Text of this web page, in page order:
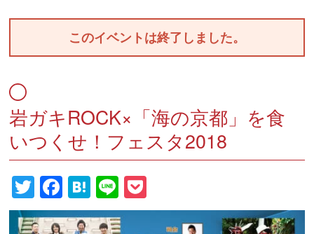
このイベントは終了しました。
岩ガキROCK×「海の京都」を食
いつくせ！フェスタ2018
Twitter
Facebook
Hatena
Line